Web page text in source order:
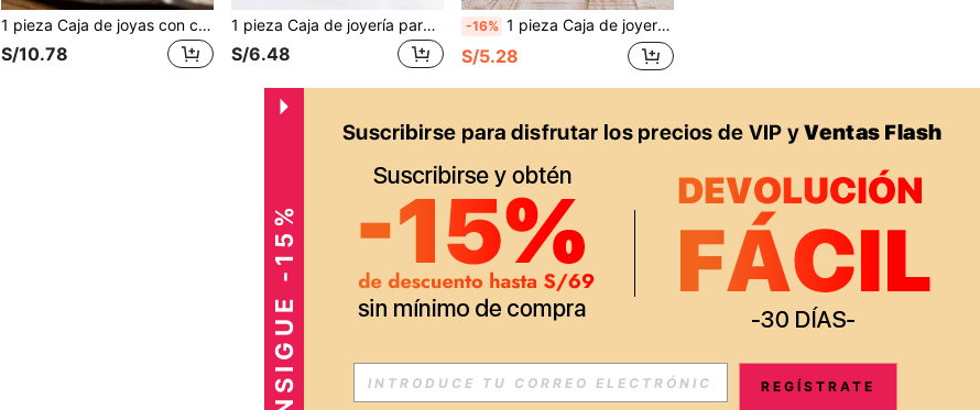
1 pieza Caja de joyas con corona de lujo, caja para collar, pulsera, anillo, caja de exhibición de joyas de terciopelo, adecuada para boda, uso diario, cumpleaños, regalos del Día de la Madre para mujeres, organizador de almacenamiento, artículo esencial de viaje, de regreso a la escuela
S/10.78
1 pieza Caja de joyería para pulsera, anillo, colgante, aretes, collar, organizador de joyería de terciopelo, adecuado para el hogar y los viajes, regalo para el Día de San Valentín y el regreso a la escuela
S/6.48
-16% 1 pieza Caja de joyería para pulsera, anillo, colgante, aretes, collar, organizador de joyería de terciopelo, adecuado para el hogar y los viajes, regalo para el Día de San Valentín y el regreso a la escuela
S/5.28
CONSIGUE -15% REGÍSTRATE